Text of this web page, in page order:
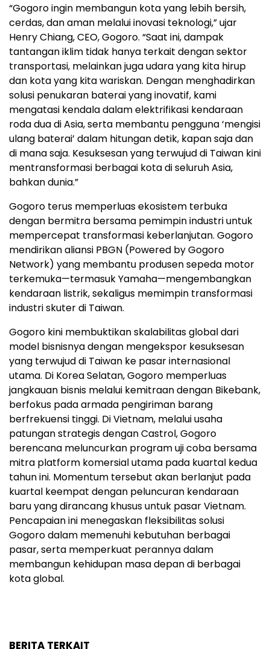
“Gogoro ingin membangun kota yang lebih bersih,
cerdas, dan aman melalui inovasi teknologi,” ujar
Henry Chiang, CEO, Gogoro. “Saat ini, dampak
tantangan iklim tidak hanya terkait dengan sektor
transportasi, melainkan juga udara yang kita hirup
dan kota yang kita wariskan. Dengan menghadirkan
solusi penukaran baterai yang inovatif, kami
mengatasi kendala dalam elektrifikasi kendaraan
roda dua di Asia, serta membantu pengguna ‘mengisi
ulang baterai’ dalam hitungan detik, kapan saja dan
di mana saja. Kesuksesan yang terwujud di Taiwan kini
mentransformasi berbagai kota di seluruh Asia,
bahkan dunia.”
Gogoro terus memperluas ekosistem terbuka
dengan bermitra bersama pemimpin industri untuk
mempercepat transformasi keberlanjutan. Gogoro
mendirikan aliansi PBGN (Powered by Gogoro
Network) yang membantu produsen sepeda motor
terkemuka—termasuk Yamaha—mengembangkan
kendaraan listrik, sekaligus memimpin transformasi
industri skuter di Taiwan.
Gogoro kini membuktikan skalabilitas global dari
model bisnisnya dengan mengekspor kesuksesan
yang terwujud di Taiwan ke pasar internasional
utama. Di Korea Selatan, Gogoro memperluas
jangkauan bisnis melalui kemitraan dengan Bikebank,
berfokus pada armada pengiriman barang
berfrekuensi tinggi. Di Vietnam, melalui usaha
patungan strategis dengan Castrol, Gogoro
berencana meluncurkan program uji coba bersama
mitra platform komersial utama pada kuartal kedua
tahun ini. Momentum tersebut akan berlanjut pada
kuartal keempat dengan peluncuran kendaraan
baru yang dirancang khusus untuk pasar Vietnam.
Pencapaian ini menegaskan fleksibilitas solusi
Gogoro dalam memenuhi kebutuhan berbagai
pasar, serta memperkuat perannya dalam
membangun kehidupan masa depan di berbagai
kota global.
BERITA TERKAIT